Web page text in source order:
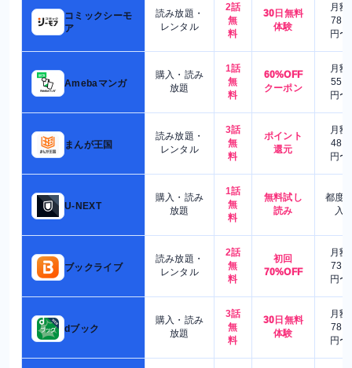
コミックシーモ
ア
読み放題・
レンタル
2話
無
料
30日無料
体験
月額
780
円〜
Amebaマンガ
購入・読み
放題
1話
無
料
60%OFF
クーポン
月額
550
円〜
まんが王国
読み放題・
レンタル
3話
無
料
ポイント
還元
月額
480
円〜
U-NEXT
購入・読み
放題
1話
無
料
無料試し
読み
都度
入
ブックライブ
読み放題・
レンタル
2話
無
料
初回
70%OFF
月額
730
円〜
dブック
購入・読み
放題
3話
無
料
30日無料
体験
月額
780
円〜